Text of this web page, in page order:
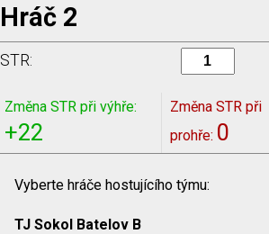
Hráč 2
STR:
Změna STR při výhře:
+22
Změna STR při
prohře: 0
Vyberte hráče hostujícího týmu:
TJ Sokol Batelov B